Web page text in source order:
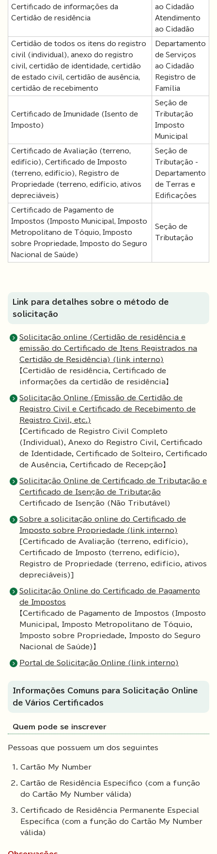
Certificado de informações da
Certidão de residência
ao Cidadão
Atendimento
ao Cidadão
Certidão de todos os itens do registro
civil (individual), anexo do registro
civil, certidão de identidade, certidão
de estado civil, certidão de ausência,
certidão de recebimento
Departamento
de Serviços
ao Cidadão
Registro de
Família
Certificado de Imunidade (Isento de
Imposto)
Seção de
Tributação
Imposto
Municipal
Certificado de Avaliação (terreno,
edifício), Certificado de Imposto
(terreno, edifício), Registro de
Propriedade (terreno, edifício, ativos
depreciáveis)
Seção de
Tributação -
Departamento
de Terras e
Edificações
Certificado de Pagamento de
Impostos (Imposto Municipal, Imposto
Metropolitano de Tóquio, Imposto
sobre Propriedade, Imposto do Seguro
Nacional de Saúde)
Seção de
Tributação
Link para detalhes sobre o método de
solicitação
Solicitação online (Certidão de residência e
emissão do Certificado de Itens Registrados na
Certidão de Residência) (link interno)
【Certidão de residência, Certificado de
informações da certidão de residência】
Solicitação Online (Emissão de Certidão de
Registro Civil e Certificado de Recebimento de
Registro Civil, etc.)
【Certificado de Registro Civil Completo
(Individual), Anexo do Registro Civil, Certificado
de Identidade, Certificado de Solteiro, Certificado
de Ausência, Certificado de Recepção】
Solicitação Online de Certificado de Tributação e
Certificado de Isenção de Tributação
Certificado de Isenção (Não Tributável)
Sobre a solicitação online do Certificado de
Imposto sobre Propriedade (link interno)
[Certificado de Avaliação (terreno, edifício),
Certificado de Imposto (terreno, edifício),
Registro de Propriedade (terreno, edifício, ativos
depreciáveis)]
Solicitação Online do Certificado de Pagamento
de Impostos
【Certificado de Pagamento de Impostos (Imposto
Municipal, Imposto Metropolitano de Tóquio,
Imposto sobre Propriedade, Imposto do Seguro
Nacional de Saúde)】
Portal de Solicitação Online (link interno)
Informações Comuns para Solicitação Online
de Vários Certificados
Quem pode se inscrever
Pessoas que possuem um dos seguintes
Cartão My Number
Cartão de Residência Específico (com a função
do Cartão My Number válida)
Certificado de Residência Permanente Especial
Específica (com a função do Cartão My Number
válida)